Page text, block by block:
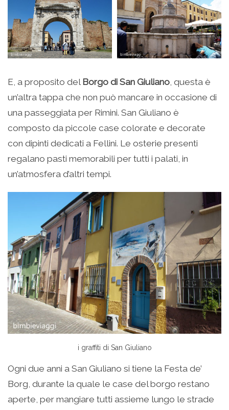
E, a proposito del Borgo di San Giuliano , questa è
un’altra tappa che non può mancare in occasione di
una passeggiata per Rimini. San Giuliano è
composto da piccole case colorate e decorate
con dipinti dedicati a Fellini. Le osterie presenti
regalano pasti memorabili per tutti i palati, in
un’atmosfera d’altri tempi.
i graffiti di San Giuliano
Ogni due anni a San Giuliano si tiene la Festa de’
Borg, durante la quale le case del borgo restano
aperte, per mangiare tutti assieme lungo le strade